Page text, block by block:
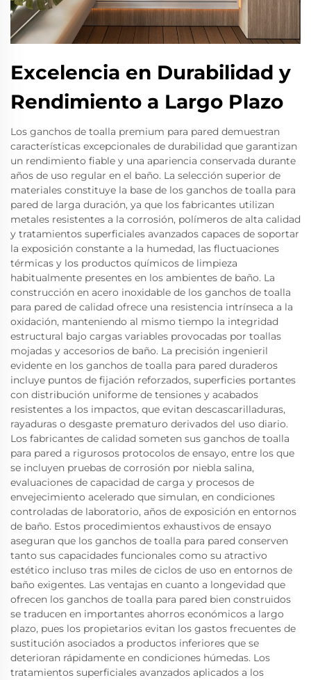
Excelencia en Durabilidad y
Rendimiento a Largo Plazo
Los ganchos de toalla premium para pared demuestran
características excepcionales de durabilidad que garantizan
un rendimiento fiable y una apariencia conservada durante
años de uso regular en el baño. La selección superior de
materiales constituye la base de los ganchos de toalla para
pared de larga duración, ya que los fabricantes utilizan
metales resistentes a la corrosión, polímeros de alta calidad
y tratamientos superficiales avanzados capaces de soportar
la exposición constante a la humedad, las fluctuaciones
térmicas y los productos químicos de limpieza
habitualmente presentes en los ambientes de baño. La
construcción en acero inoxidable de los ganchos de toalla
para pared de calidad ofrece una resistencia intrínseca a la
oxidación, manteniendo al mismo tiempo la integridad
estructural bajo cargas variables provocadas por toallas
mojadas y accesorios de baño. La precisión ingenieril
evidente en los ganchos de toalla para pared duraderos
incluye puntos de fijación reforzados, superficies portantes
con distribución uniforme de tensiones y acabados
resistentes a los impactos, que evitan descascarilladuras,
rayaduras o desgaste prematuro derivados del uso diario.
Los fabricantes de calidad someten sus ganchos de toalla
para pared a rigurosos protocolos de ensayo, entre los que
se incluyen pruebas de corrosión por niebla salina,
evaluaciones de capacidad de carga y procesos de
envejecimiento acelerado que simulan, en condiciones
controladas de laboratorio, años de exposición en entornos
de baño. Estos procedimientos exhaustivos de ensayo
aseguran que los ganchos de toalla para pared conserven
tanto sus capacidades funcionales como su atractivo
estético incluso tras miles de ciclos de uso en entornos de
baño exigentes. Las ventajas en cuanto a longevidad que
ofrecen los ganchos de toalla para pared bien construidos
se traducen en importantes ahorros económicos a largo
plazo, pues los propietarios evitan los gastos frecuentes de
sustitución asociados a productos inferiores que se
deterioran rápidamente en condiciones húmedas. Los
tratamientos superficiales avanzados aplicados a los